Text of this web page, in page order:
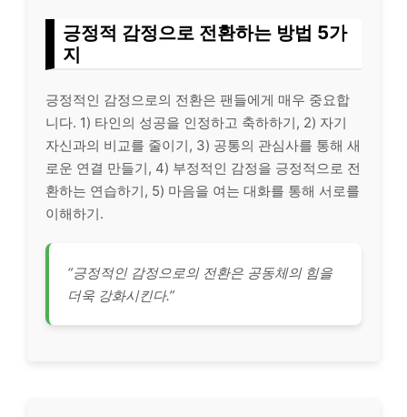
긍정적 감정으로 전환하는 방법 5가
지
긍정적인 감정으로의 전환은 팬들에게 매우 중요합
니다. 1) 타인의 성공을 인정하고 축하하기, 2) 자기
자신과의 비교를 줄이기, 3) 공통의 관심사를 통해 새
로운 연결 만들기, 4) 부정적인 감정을 긍정적으로 전
환하는 연습하기, 5) 마음을 여는 대화를 통해 서로를
이해하기.
“긍정적인 감정으로의 전환은 공동체의 힘을
더욱 강화시킨다.”